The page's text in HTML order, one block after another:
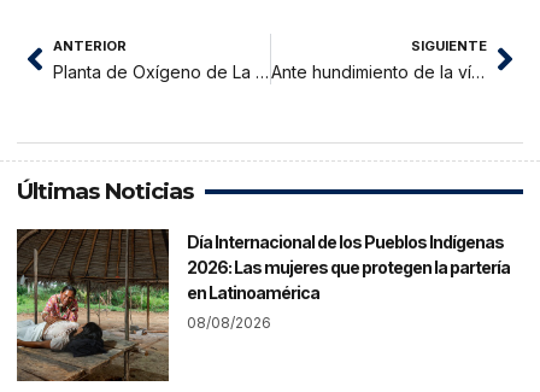
ANTERIOR
Planta de Oxígeno de La Banda de Shilcayo, aun no entra en funcionamiento
SIGUIENTE
Ante hundimiento de la vía, exigen intervención de la Municipalidad
Últimas Noticias
Día Internacional de los Pueblos Indígenas
2026: Las mujeres que protegen la partería
en Latinoamérica
08/08/2026